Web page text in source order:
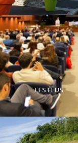
LES ÉLUS